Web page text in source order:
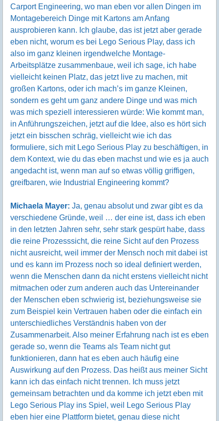
Carport Engineering, wo man eben vor allen Dingen im
Montagebereich Dinge mit Kartons am Anfang
ausprobieren kann. Ich glaube, das ist jetzt aber gerade
eben nicht, worum es bei Lego Serious Play, dass ich
also im ganz kleinen irgendwelche Montage-
Arbeitsplätze zusammenbaue, weil ich sage, ich habe
vielleicht keinen Platz, das jetzt live zu machen, mit
großen Kartons, oder ich mach’s im ganze Kleinen,
sondern es geht um ganz andere Dinge und was mich
was mich speziell interessieren würde: Wie kommt man,
in Anführungszeichen, jetzt auf die Idee, also es hört sich
jetzt ein bisschen schräg, vielleicht wie ich das
formuliere, sich mit Lego Serious Play zu beschäftigen, in
dem Kontext, wie du das eben machst und wie es ja auch
angedacht ist, wenn man auf so etwas völlig griffigen,
greifbaren, wie Industrial Engineering kommt?
Michaela Mayer: Ja, genau absolut und zwar gibt es da
verschiedene Gründe, weil … der eine ist, dass ich eben
in den letzten Jahren sehr, sehr stark gespürt habe, dass
die reine Prozesssicht, die reine Sicht auf den Prozess
nicht ausreicht, weil immer der Mensch noch mit dabei ist
und es kann im Prozess noch so ideal definiert werden,
wenn die Menschen dann da nicht erstens vielleicht nicht
mitmachen oder zum anderen auch das Untereinander
der Menschen eben schwierig ist, beziehungsweise sie
zum Beispiel kein Vertrauen haben oder die einfach ein
unterschiedliches Verständnis haben von der
Zusammenarbeit. Also meiner Erfahrung nach ist es eben
gerade so, wenn die Teams als Team nicht gut
funktionieren, dann hat es eben auch häufig eine
Auswirkung auf den Prozess. Das heißt aus meiner Sicht
kann ich das einfach nicht trennen. Ich muss jetzt
gemeinsam betrachten und da komme ich jetzt eben mit
Lego Serious Play ins Spiel, weil Lego Serious Play
eben hier eine Plattform bietet, genau diese nicht